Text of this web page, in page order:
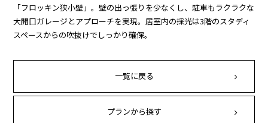
「フロッキン狭小壁」。壁の出っ張りを少なくし、駐車もラクラクな
大開口ガレージとアプローチを実現。居室内の採光は3階のスタディ
スペースからの吹抜けでしっかり確保。
一覧に戻る
プランから探す